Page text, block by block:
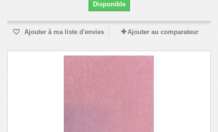
Disponible
Ajouter à ma liste d'envies Ajouter au comparateur